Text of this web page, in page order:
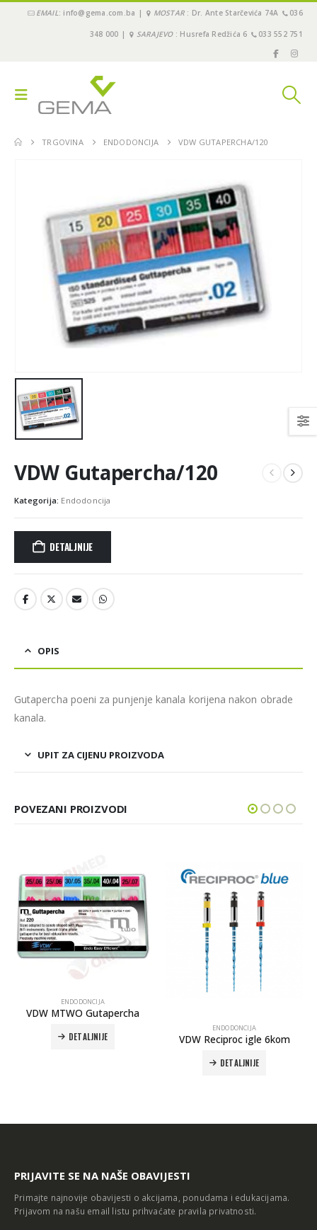
EMAIL: info@gema.com.ba | MOSTAR : Dr. Ante Starčevića 74A 036
348 000 | SARAJEVO: Husrefa Redžića 6 033 552 751
TRGOVINA ENDODONCIJA VDW GUTAPERCHA/120
VDW Gutapercha/120
Kategorija: Endodoncija
DETALJNIJE
OPIS
Gutapercha poeni za punjenje kanala korijena nakon obrade
kanala.
UPIT ZA CIJENU PROIZVODA
POVEZANI PROIZVODI
VDW Reciproc igle 6kom DETALJNIJE
PRIJAVITE SE NA NAŠE OBAVIJESTI
Primajte najnovije obavijesti o akcijama, ponudama i edukacijama.
Prijavom na našu email listu prihvaćate pravila privatnosti.